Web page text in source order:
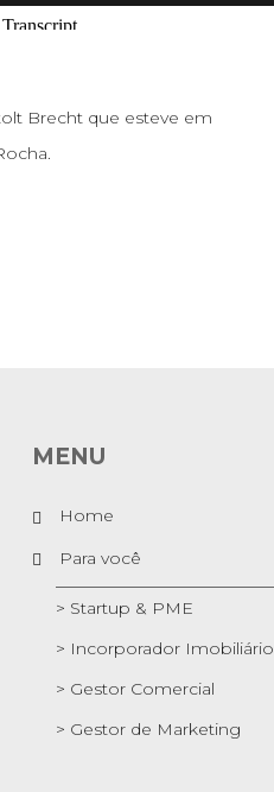
Brecht que esteve em
MENU
Home
Para você
> Startup & PME
> Incorporador Imobiliário
> Gestor Comercial
> Gestor de Marketing